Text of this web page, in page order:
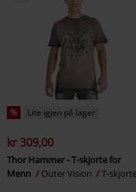
% Lite igjen på lager
kr 309,00
Thor Hammer - T-skjorte for
Menn
Outer Vision T-